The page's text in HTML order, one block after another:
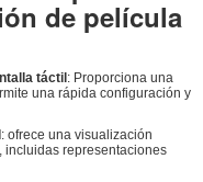
de película
táctil: Proporciona una
una rápida configuración y
: ofrece una visualización
incluidas representaciones